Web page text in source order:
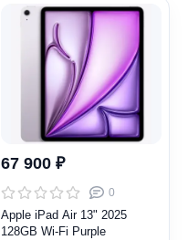
67 900 ₽
0
Apple iPad Air 13" 2025
128GB Wi-Fi Purple